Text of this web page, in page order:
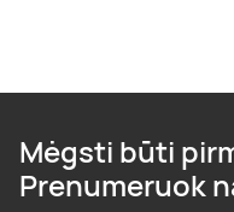
Mėgsti būti
Prenumeruok